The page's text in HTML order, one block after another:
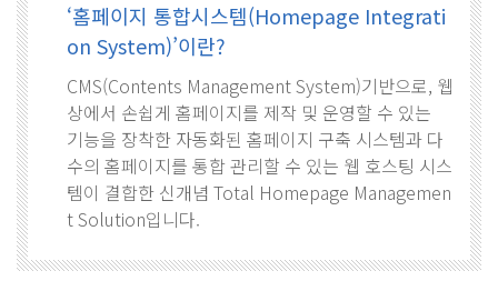
‘홈페이지 통합시스템(Homepage Integrati
on System)’이란?
CMS(Contents Management System)기반으로, 웹
상에서 손쉽게 홈페이지를 제작 및 운영할 수 있는
기능을 장착한 자동화된 홈페이지 구축 시스템과 다
수의 홈페이지를 통합 관리할 수 있는 웹 호스팅 시스
템이 결합한 신개념 Total Homepage Managemen
t Solution입니다.